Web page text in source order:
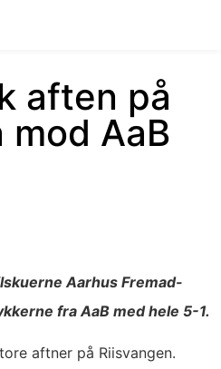
aften på
mod AaB
Aarhus Fremad-
fra AaB med hele 5-1.
aftner på Riisvangen.